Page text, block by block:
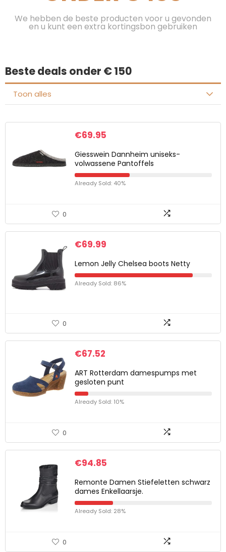
We hebben de beste producten voor u gevonden
en u kunt een extra kortingsbon gebruiken
Beste deals onder € 150
Toon alles
€69.95
Giesswein Dannheim uniseks-
volwassene Pantoffels
Already Sold: 40%
0
€69.99
Lemon Jelly Chelsea boots Netty
Already Sold: 86%
0
€67.52
ART Rotterdam damespumps met
gesloten punt
Already Sold: 10%
0
€94.85
Remonte Damen Stiefeletten schwarz
dames Enkellaarsje.
Already Sold: 28%
0